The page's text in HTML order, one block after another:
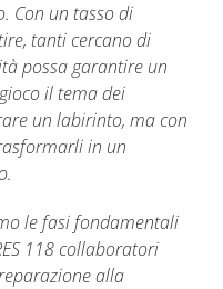
Con un tasso di
tanti cercano di
possa garantire un
il tema dei
un labirinto, ma con
in un
le fasi fondamentali
118 collaboratori
alla